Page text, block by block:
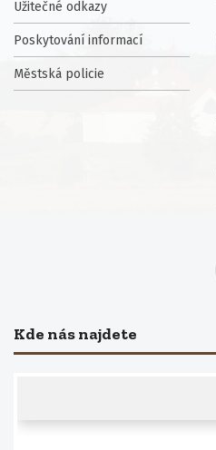
Užitečné odkazy
Poskytování informací
Městská policie
Kde nás najdete